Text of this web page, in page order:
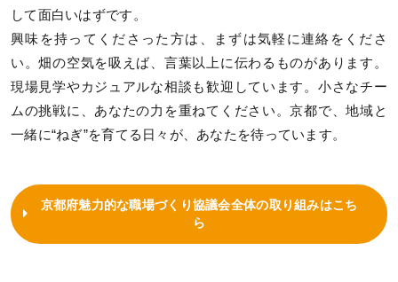
して面白いはずです。
興味を持ってくださった方は、まずは気軽に連絡をくださ
い。畑の空気を吸えば、言葉以上に伝わるものがあります。
現場見学やカジュアルな相談も歓迎しています。小さなチー
ムの挑戦に、あなたの力を重ねてください。京都で、地域と
一緒に“ねぎ”を育てる日々が、あなたを待っています。
京都府魅力的な職場づくり協議会全体の取り組みはこち
ら